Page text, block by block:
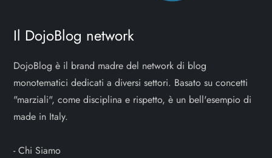
Il DojoBlog network
DojoBlog è il brand madre del network di blog
monotematici dedicati a diversi settori. Basato su concetti
"marziali", come disciplina e rispetto, è un bell'esempio di
made in Italy.
-Chi Siamo